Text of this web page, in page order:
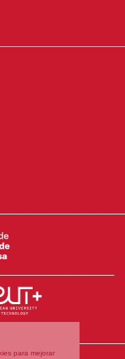
para mejorar